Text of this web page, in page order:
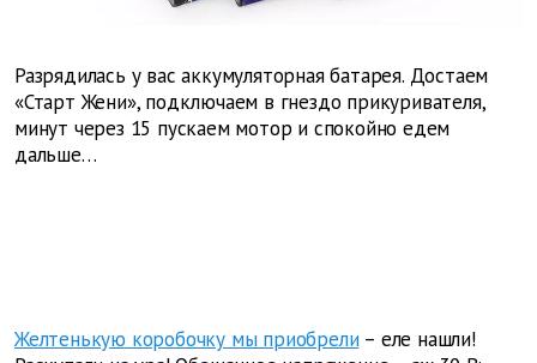
Разрядилась у вас аккумуляторная батарея. Достаем
«Старт Жени», подключаем в гнездо прикуривателя,
минут через 15 пускаем мотор и спокойно едем
дальше…
Желтенькую коробочку мы приобрели– еле нашли!